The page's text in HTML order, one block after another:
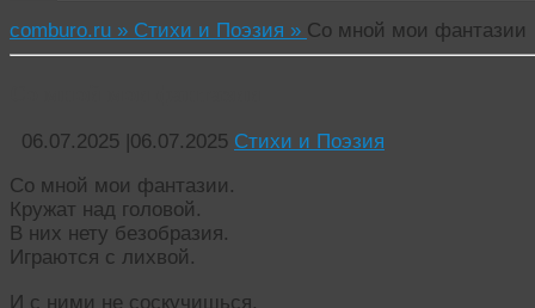
comburo.ru » Стихи и Поэзия » Со мной мои фантазии
06.07.2025 |06.07.2025 Стихи и Поэзия
Со мной мои фантазии.
Кружат над головой.
В них нету безобразия.
Играются с лихвой.
И с ними не соскучишься,